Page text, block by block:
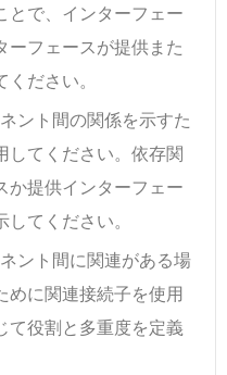
とで、インターフェー
ーフェースが提供また
ださい。
ント間の関係を示すた
してください。依存関
か提供インターフェー
てください。
ント間に関連がある場
めに関連接続子を使用
て役割と多重度を定義